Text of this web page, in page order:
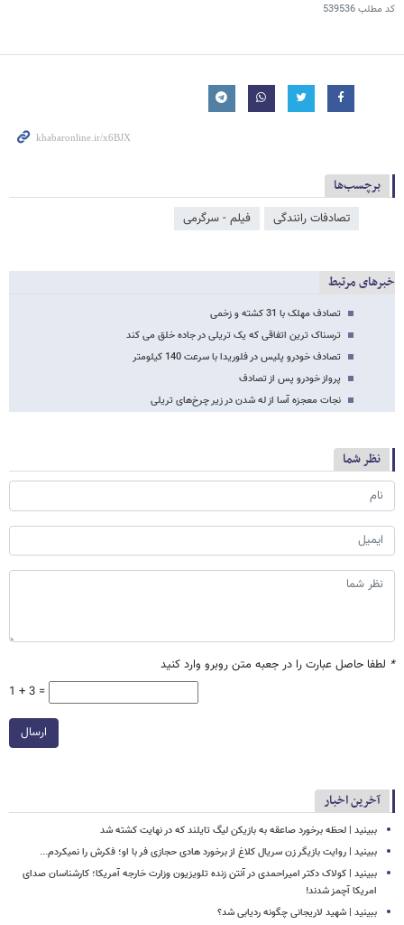
کد مطلب539536
برچسب‌ها
تصادفات رانندگی فیلم - سرگرمی
خبرهای مرتبط
تصادف مهلک با 31 کشته و زخمی
ترسناک ترین اتفاقی که یک تریلی در جاده خلق می کند
تصادف خودرو پلیس در فلوریدا با سرعت 140 کیلومتر
پرواز خودرو پس از تصادف
نجات معجزه آسا از له شدن در زیر چرخ‌های تریلی
نظر شما
* لطفا حاصل عبارت را در جعبه متن روبرو وارد کنید
1 + 3 =
ارسال
آخرین اخبار
ببینید | لحظه برخورد صاعقه به بازیکن لیگ تایلند که در نهایت کشته شد
ببینید | روایت بازیگر زن سریال کلاغ از برخورد هادی حجازی فر با او؛ فکرش را نمیکردم...
ببینید | کولاک دکتر امیراحمدی در آنتن زنده تلویزیون وزارت خارجه آمریکا؛ کارشناسان صدای
امریکا آچمز شدند!
ببینید | شهید لاریجانی چگونه ردیابی شد؟